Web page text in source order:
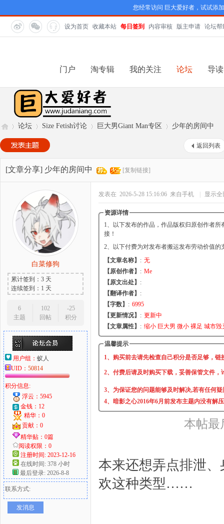
您经常访问 巨大爱好者，试试添
设为首页 收藏本站 每日签到 内容审核 版主申请 论坛帮
门户 淘专辑 我的关注 论坛 导读
巨
爱
好
»
论坛
›
Size Fetish讨论
›
巨大男Giant Man专区 少年的房间中
返回列表
[文章分享] 少年的房间中 [复制链接]
白菜修狗
累计签到：3 天
连续签到：1 天
6
主题
102
回帖
-25
积分
用户组： 蚁人
UID： 50814
积分信息:
浮云：5945
金钱：12
精华：0
贡献：0
精华贴：0篇
阅读权限：0
注册时间: 2023-12-16
在线时间: 378 小时
最后登录: 2026-8-8
联系方式:
发消息
发表在 2026-5-28 15:16:06 来自手机 显示
资源详情
1、以下发布的作品，作品版权归原创作者所
接！
2、以下付费为对发布者搬运发布劳动价值的
【文章名称】 : 无
【原创作者】 : Me
【原文出处】 :
【翻译作者】 :
【字数】 : 6995
【更新情况】 : 更新中
【文章属性】 : 缩小 巨大男 微小 裸足 城市
温馨提示
1、购买前去请先检查自己积分是否足够，链
2、付费后请及时购买下载，妥善保管文件
3、为保证您的问题能够及时解决,若有任何
4、暗影之心2016年6月前发布主题内没有解
本帖最
本来还想弄点排泄
欢这种类型……